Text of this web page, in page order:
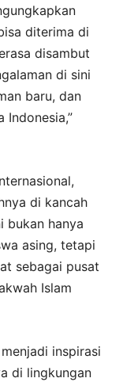
diterima di
disambut
di sini
baru, dan
Indonesia,”
di kancah
bukan hanya
asing, tetapi
sebagai pusat
Islam
inspirasi
di lingkungan